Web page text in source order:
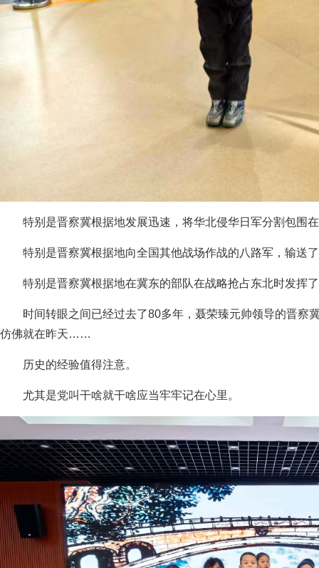
特别是晋察冀根据地发展迅速，将华北侵华日军分割包围
特别是晋察冀根据地向全国其他战场作战的八路军，输送
特别是晋察冀根据地在冀东的部队在战略抢占东北时发
时间转眼之间已经过去了80多年，聂荣臻元帅领导的晋察
仿佛就在昨天……
历史的经验值得注意。
尤其是党叫干啥就干啥应当牢牢记在心里。